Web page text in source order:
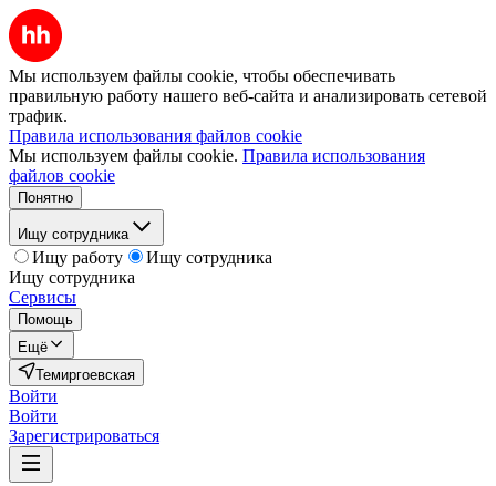
Мы используем файлы cookie, чтобы обеспечивать
правильную работу нашего веб-сайта и анализировать сетевой
трафик.
Правила использования файлов cookie
Мы используем файлы cookie. Правила использования
файлов cookie
Понятно
Ищу сотрудника
Ищу работу
Ищу сотрудника
Ищу сотрудника
Сервисы
Помощь
Ещё
Темиргоевская
Войти
Войти
Зарегистрироваться